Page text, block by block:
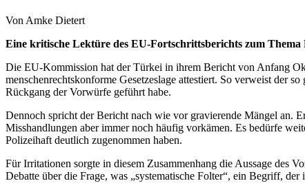
Von Amke Dietert
Eine kritische Lektüre des EU-Fortschrittsberichts zum Thema
Die EU-Kommission hat der Türkei in ihrem Bericht von Anfang
menschenrechtskonforme Gesetzeslage attestiert. So verweist der
Rückgang der Vorwürfe geführt habe.
Dennoch spricht der Bericht nach wie vor gravierende Mängel an.
Misshandlungen aber immer noch häufig vorkämen. Es bedürfe
Polizeihaft deutlich zugenommen haben.
Für Irritationen sorgte in diesem Zusammenhang die Aussage des
Debatte über die Frage, was „systematische Folter“, ein Begriff,